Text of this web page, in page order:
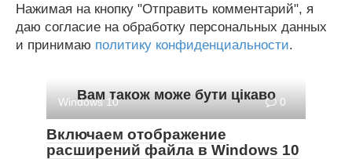
Нажимая на кнопку "Отправить комментарий", я
даю согласие на обработку персональных данных
и принимаю политику конфиденциальности.
Вам також може бути цікаво
Windows 10 0
Включаем отображение
расширений файла в Windows 10